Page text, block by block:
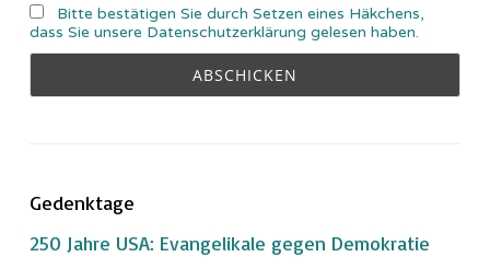
Bitte bestätigen Sie durch Setzen eines Häkchens,
dass Sie unsere Datenschutzerklärung gelesen haben.
Gedenktage
250 Jahre USA: Evangelikale gegen Demokratie